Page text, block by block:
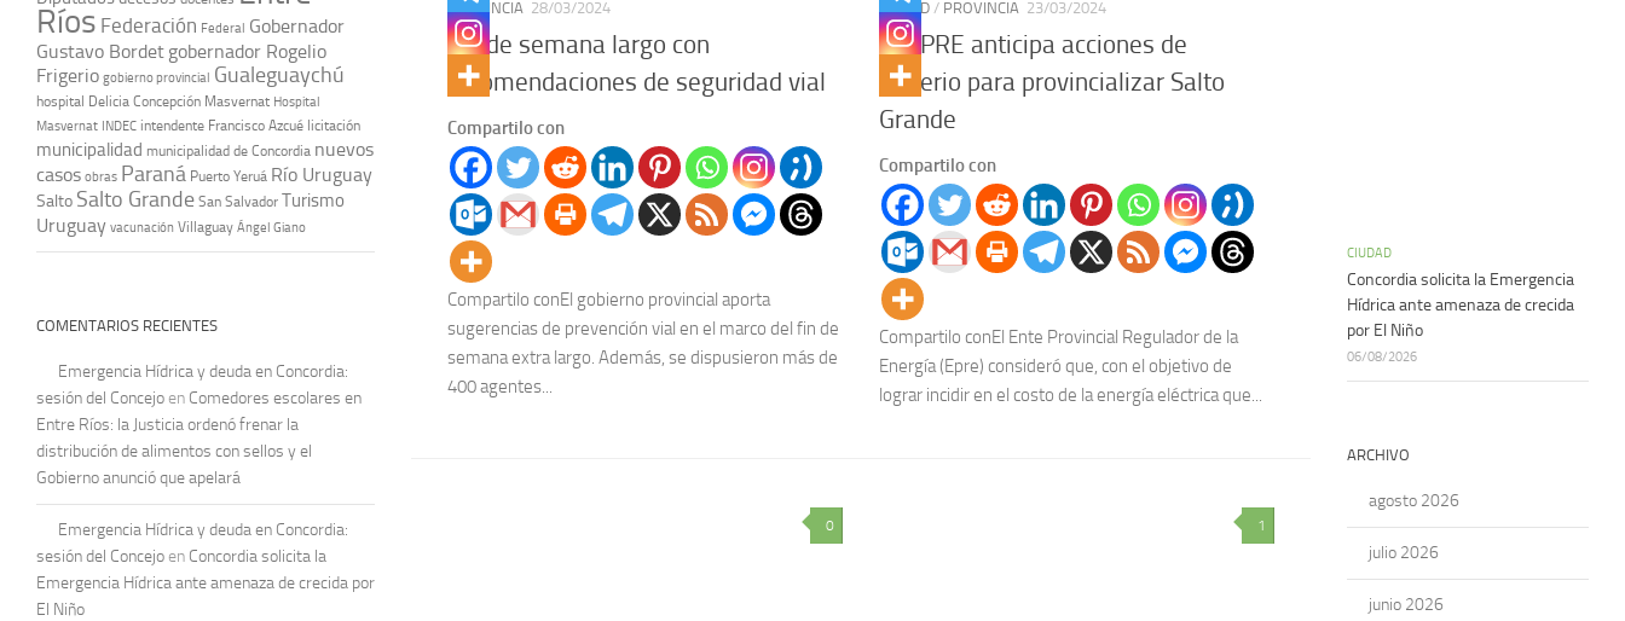
PROVINCIA 28/03/2024
Fin de semana largo con
recomendaciones de seguridad vial
Compartilo con
Compartilo conEl gobierno provincial aporta
sugerencias de prevención vial en el marco del fin de
semana extra largo. Además, se dispusieron más de
400 agentes...
CIUDAD / PROVINCIA 23/03/2024
El EPRE anticipa acciones de
Frigerio para provincializar Salto
Grande
Compartilo con
Compartilo conEl Ente Provincial Regulador de la
Energía (Epre) consideró que, con el objetivo de
lograr incidir en el costo de la energía eléctrica que...
0 1
Ríos Federación Federal Gobernador
Gustavo Bordet gobernador Rogelio
Frigerio gobierno provincial Gualeguaychú
hospital Delicia Concepción Masvernat Hospital
Masvernat INDEC intendente Francisco Azcué licitación
municipalidad municipalidad de Concordia nuevos
casos obras Paraná Puerto Yeruá Río Uruguay
Salto Salto Grande San Salvador Turismo
Uruguay vacunación Villaguay Ángel Giano
COMENTARIOS RECIENTES
Emergencia Hídrica y deuda en Concordia:
sesión del Concejo en Comedores escolares en
Entre Ríos: la Justicia ordenó frenar la
distribución de alimentos con sellos y el
Gobierno anunció que apelará
Emergencia Hídrica y deuda en Concordia:
sesión del Concejo en Concordia solicita la
Emergencia Hídrica ante amenaza de crecida por
El Niño
CIUDAD
Concordia solicita la Emergencia
Hídrica ante amenaza de crecida
por El Niño
06/08/2026
ARCHIVO
agosto 2026
julio 2026
junio 2026